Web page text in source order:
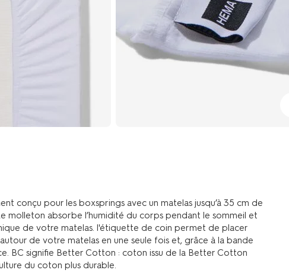
conçu pour les boxsprings avec un matelas jusqu’à 35 cm de
molleton absorbe l’humidité du corps pendant le sommeil et
de votre matelas. l'étiquette de coin permet de placer
de votre matelas en une seule fois et, grâce à la bande
BC signifie Better Cotton : coton issu de la Better Cotton
du coton plus durable.